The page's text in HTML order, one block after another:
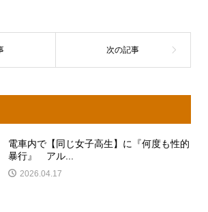
電車内で【同じ女子高生】に『何度も性的
暴行』 アル...
2026.04.17